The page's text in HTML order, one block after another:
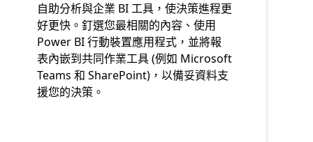
自助分析與企業 BI 工具，使決策進程更
好更快。釘選您最相關的內容、使用
Power BI 行動裝置應用程式，並將報
表內嵌到共同作業工具 (例如 Microsoft
Teams 和 SharePoint)，以備妥資料支
援您的決策。